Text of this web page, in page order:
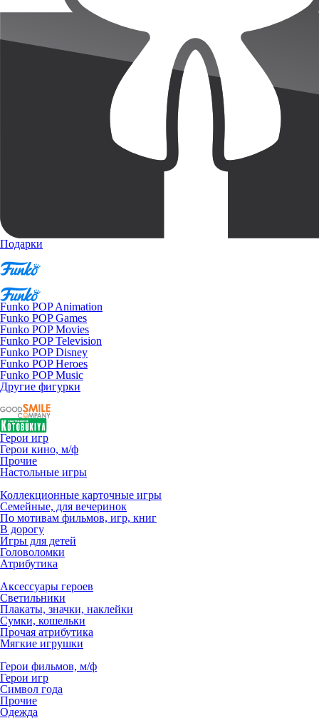
Подарки
Funko POP Animation
Funko POP Games
Funko POP Movies
Funko POP Television
Funko POP Disney
Funko POP Heroes
Funko POP Music
Другие фигурки
Герои игр
Герои кино, м/ф
Прочие
Настольные игры
Коллекционные карточные игры
Семейные, для вечеринок
По мотивам фильмов, игр, книг
В дорогу
Игры для детей
Головоломки
Атрибутика
Аксессуары героев
Светильники
Плакаты, значки, наклейки
Сумки, кошельки
Прочая атрибутика
Мягкие игрушки
Герои фильмов, м/ф
Герои игр
Символ года
Прочие
Одежда